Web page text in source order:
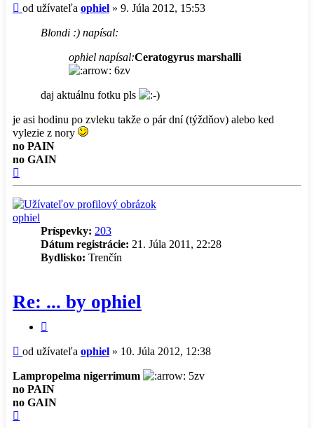
Príspevok
od užívateľa ophiel » 9. Júla 2012, 15:53
Blondi :) napísal:
ophiel napísal:Ceratogyrus marshalli
6zv
daj aktuálnu fotku pls
je asi hodinu po zvleku takže o pár dní (týždňov) alebo ked
vylezie z nory
no PAIN
no GAIN
ophiel
Príspevky: 203
Dátum registrácie: 21. Júla 2011, 22:28
Bydlisko: Trenčín
Re: ... by ophiel
Príspevok
od užívateľa ophiel » 10. Júla 2012, 12:38
Lampropelma nigerrimum
5zv
no PAIN
no GAIN